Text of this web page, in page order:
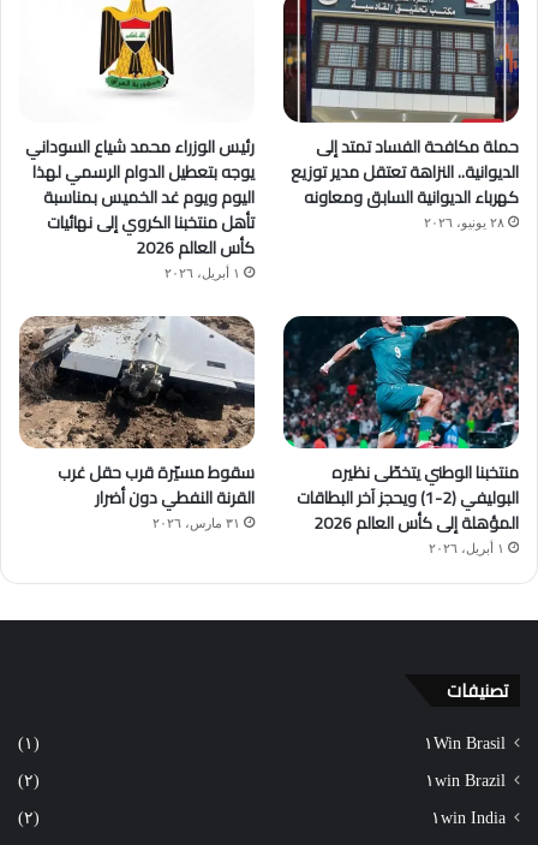
حملة مكافحة الفساد تمتد إلى
الديوانية.. النزاهة تعتقل مدير توزيع
كهرباء الديوانية السابق ومعاونه
٢٨ يونيو، ٢٠٢٦
رئيس الوزراء محمد شياع السوداني
يوجه بتعطيل الدوام الرسمي لهذا
اليوم ويوم غد الخميس بمناسبة
تأهل منتخبنا الكروي إلى نهائيات
كأس العالم 2026
١ أبريل، ٢٠٢٦
منتخبنا الوطني يتخطّى نظيره
البوليفي (2-1) ويحجز آخر البطاقات
المؤهلة إلى كأس العالم 2026
١ أبريل، ٢٠٢٦
سقوط مسيّرة قرب حقل غرب
القرنة النفطي دون أضرار
٣١ مارس، ٢٠٢٦
تصنيفات
١Win Brasil (١)
١win Brazil (٢)
١win India (٢)